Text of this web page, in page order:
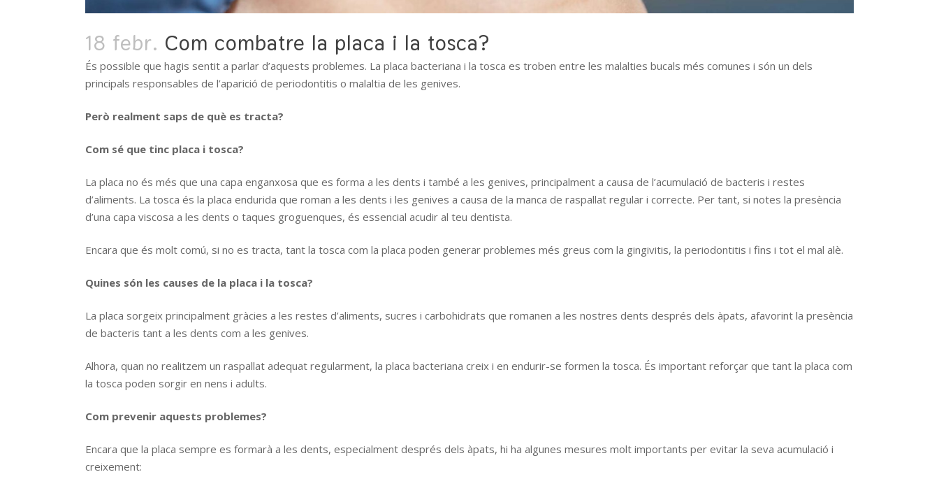
18 febr. Com combatre la placa i la tosca?
És possible que hagis sentit a parlar d’aquests problemes. La placa bacteriana i la tosca es troben entre les malalties bucals més comunes i són un dels
principals responsables de l’aparició de periodontitis o malaltia de les genives.
Però realment saps de què es tracta?
Com sé que tinc placa i tosca?
La placa no és més que una capa enganxosa que es forma a les dents i també a les genives, principalment a causa de l’acumulació de bacteris i restes
d’aliments. La tosca és la placa endurida que roman a les dents i les genives a causa de la manca de raspallat regular i correcte. Per tant, si notes la presència
d’una capa viscosa a les dents o taques groguenques, és essencial acudir al teu dentista.
Encara que és molt comú, si no es tracta, tant la tosca com la placa poden generar problemes més greus com la gingivitis, la periodontitis i fins i tot el mal alè.
Quines són les causes de la placa i la tosca?
La placa sorgeix principalment gràcies a les restes d’aliments, sucres i carbohidrats que romanen a les nostres dents després dels àpats, afavorint la presència
de bacteris tant a les dents com a les genives.
Alhora, quan no realitzem un raspallat adequat regularment, la placa bacteriana creix i en endurir-se formen la tosca. És important reforçar que tant la placa com
la tosca poden sorgir en nens i adults.
Com prevenir aquests problemes?
Encara que la placa sempre es formarà a les dents, especialment després dels àpats, hi ha algunes mesures molt importants per evitar la seva acumulació i
creixement: